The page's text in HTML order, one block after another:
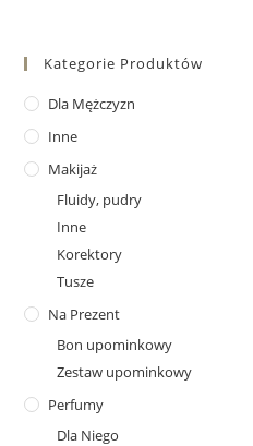
Kategorie Produktów
Dla Mężczyzn
Inne
Makijaż
Fluidy, pudry
Inne
Korektory
Tusze
Na Prezent
Bon upominkowy
Zestaw upominkowy
Perfumy
Dla Niego